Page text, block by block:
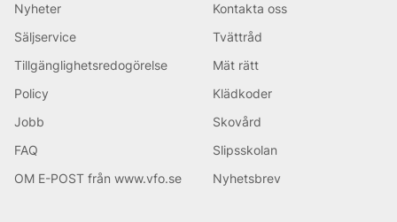
Björn Borg
NN07
Oscar Jacobson
REPLAY
Nyheter
Säljservice
Tillgänglighetsredogörelse
Policy
Jobb
FAQ
OM E-POST från www.vfo.se
Kontakta oss
Tvättråd
Mät rätt
Klädkoder
Skovård
Slipsskolan
Nyhetsbrev